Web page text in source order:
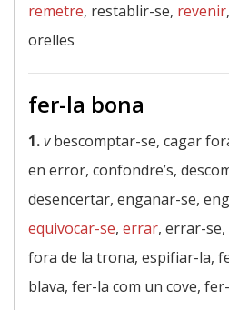
remetre, restablir-se, revenir,
orelles
fer-la bona
1.vbescomptar-se, cagar
en error, confondre’s,
desencertar, enganar-se,
equivocar-se, errar, errar-se,
fora de la trona, espifiar-la,
blava, fer-la com un cove, fer-